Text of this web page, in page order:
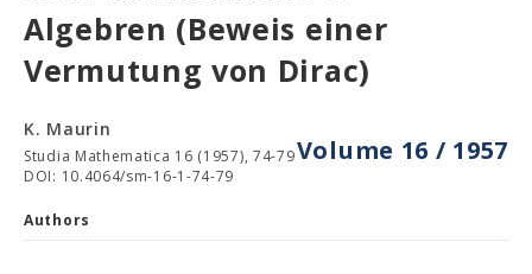
Algebren (Beweis einer
Vermutung von Dirac)
Volume 16 / 1957
K. Maurin
Studia Mathematica 16 (1957), 74-79
DOI: 10.4064/sm-16-1-74-79
Authors